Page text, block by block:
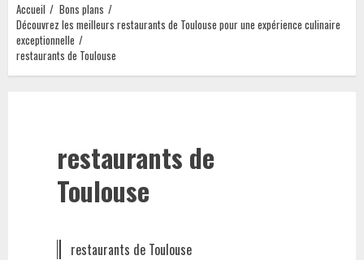
Accueil
Bons plans
Découvrez les meilleurs restaurants de Toulouse pour une expérience culinaire
exceptionnelle
restaurants de Toulouse
restaurants de
Toulouse
restaurants de Toulouse